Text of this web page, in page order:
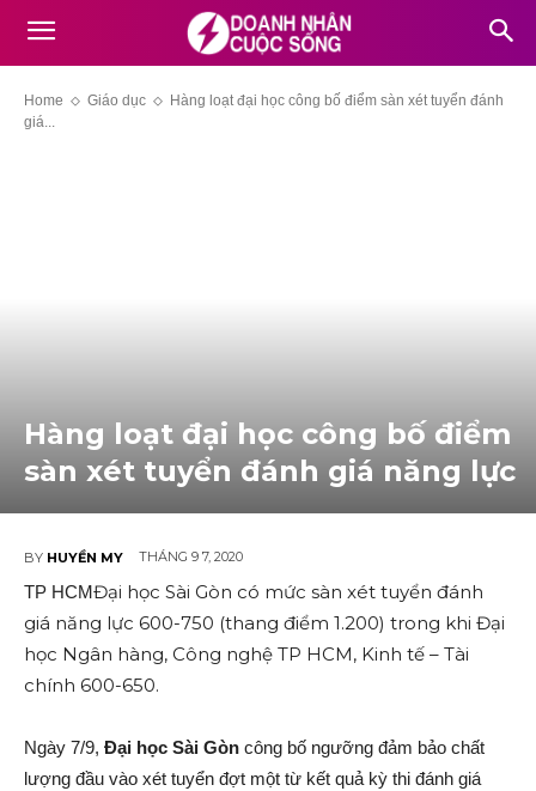
Home Giáo dục
Hàng loạt đại học công bố điểm sàn xét tuyển đánh
giá...
Hàng loạt đại học công bố điểm
sàn xét tuyển đánh giá năng lực
BY HUYỀN MY THÁNG 9 7, 2020
TP HCMĐại học Sài Gòn có mức sàn xét tuyển đánh
giá năng lực 600-750 (thang điểm 1.200) trong khi Đại
học Ngân hàng, Công nghệ TP HCM, Kinh tế – Tài
chính 600-650.
Ngày 7/9, Đại học Sài Gòn công bố ngưỡng đảm bảo chất
lượng đầu vào xét tuyển đợt một từ kết quả kỳ thi đánh giá